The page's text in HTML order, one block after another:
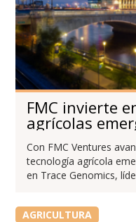
FMC invierte
agrícolas
Con FMC Ventures
tecnología agrícola
en Trace Genomics,
AGRICULTURA